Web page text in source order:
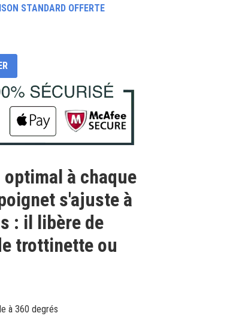
STANDARD OFFERTE
à chaque
s'ajuste à
: il libère de
trottinette ou
à 360 degrés